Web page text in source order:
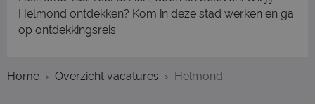
Helmond ontdekken? Kom in deze stad werken en ga
op ontdekkingsreis.
Home Overzicht vacatures Helmond